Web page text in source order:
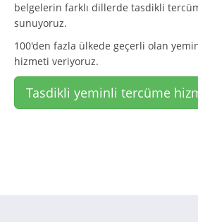
belgelerin farklı dillerde tasdikli
sunuyoruz.
100'den fazla ülkede geçerli olan
hizmeti veriyoruz.
Tasdikli yeminli tercüme